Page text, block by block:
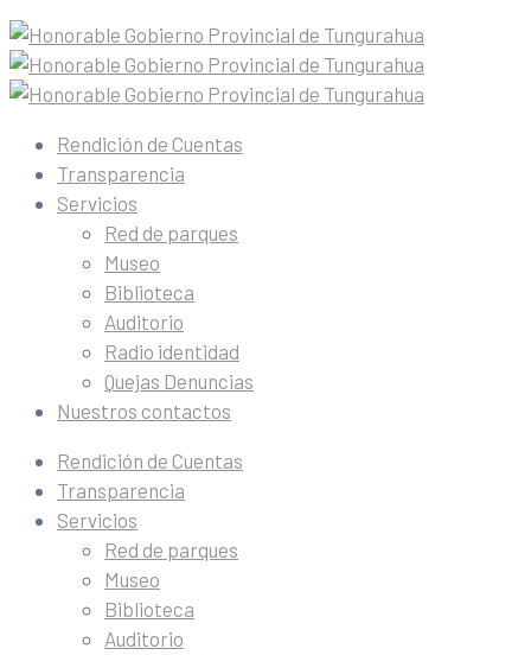
Rendición de Cuentas
Transparencia
Servicios
Red de parques
Museo
Biblioteca
Auditorio
Radio identidad
Quejas Denuncias
Nuestros contactos
Rendición de Cuentas
Transparencia
Servicios
Red de parques
Museo
Biblioteca
Auditorio